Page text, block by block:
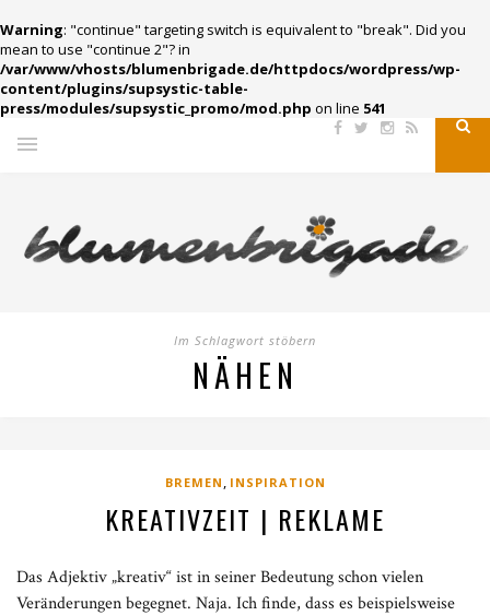
Warning: "continue" targeting switch is equivalent to "break". Did you
mean to use "continue 2"? in
/var/www/vhosts/blumenbrigade.de/httpdocs/wordpress/wp-
content/plugins/supsystic-table-
press/modules/supsystic_promo/mod.php on line 541
Im Schlagwort stöbern
NÄHEN
BREMEN , INSPIRATION
KREATIVZEIT | REKLAME
Das Adjektiv „kreativ“ ist in seiner Bedeutung schon vielen
Veränderungen begegnet. Naja. Ich finde, dass es beispielsweise